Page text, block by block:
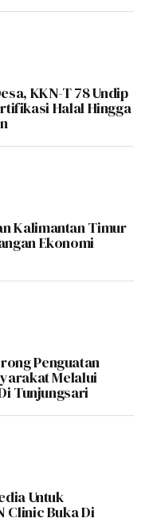
KKN-T 78 Undip
Halal Hingga
Kalimantan Timur
Ekonomi
Penguatan
Melalui
Tunjungsari
Untuk
Clinic Buka Di